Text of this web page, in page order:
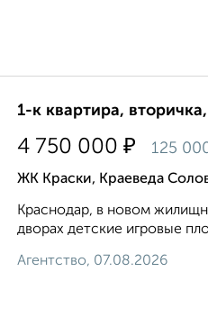
1-к квартира,
4 750 000 ₽ 125
ЖК Краски, Краеведа
Краснодар, в новом
дворах детские игровые
Агентство, 07.08.2026